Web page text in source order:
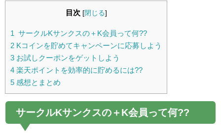
目次 [閉じる]
1 サークルKサンクスの＋K会員って何??
2 Kコインを貯めてキャンペーンに応募しよう
3 お試しクーポンをゲットしよう
4 楽天ポイントを効率的に貯めるには??
5 感想とまとめ
サークルKサンクスの＋K会員って何??